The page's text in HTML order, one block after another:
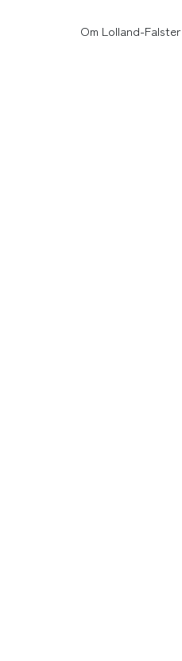
Om Lolland-Falster